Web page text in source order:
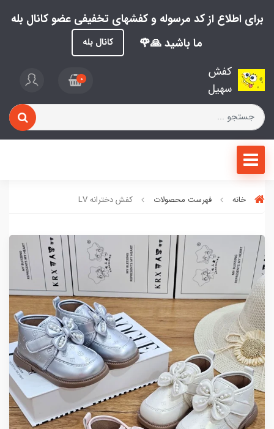
برای اطلاع از کد مرسوله و کفشهای تخفیفی عضو کانال بله
ما باشید 🙏🌹
کانال بله
کفش
سهیل
0
خانه فهرست محصولات کفش دخترانه LV